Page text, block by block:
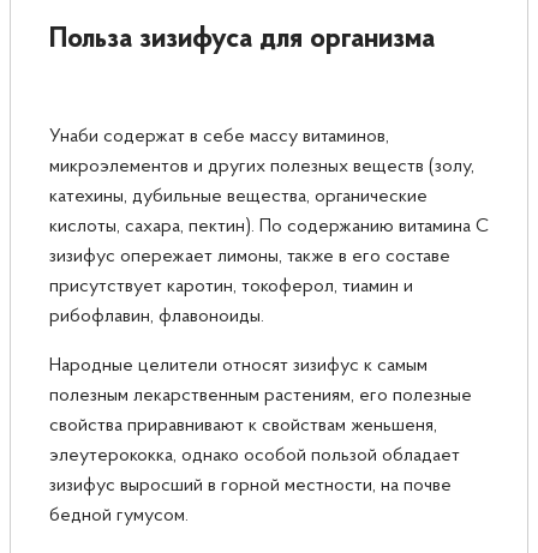
Польза зизифуса для организма
Унаби содержат в себе массу витаминов,
микроэлементов и других полезных веществ (золу,
катехины, дубильные вещества, органические
кислоты, сахара, пектин). По содержанию витамина С
зизифус опережает лимоны, также в его составе
присутствует каротин, токоферол, тиамин и
рибофлавин, флавоноиды.
Народные целители относят зизифус к самым
полезным лекарственным растениям, его полезные
свойства приравнивают к свойствам женьшеня,
элеутерококка, однако особой пользой обладает
зизифус выросший в горной местности, на почве
бедной гумусом.